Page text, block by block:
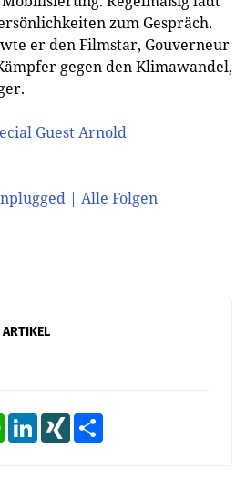
zum Gespräch.
er den Filmstar, Gouverneur
gegen den Klimawandel,
Guest Arnold
| Alle Folgen
ARTIKEL
WhatsAppLinkedInXING